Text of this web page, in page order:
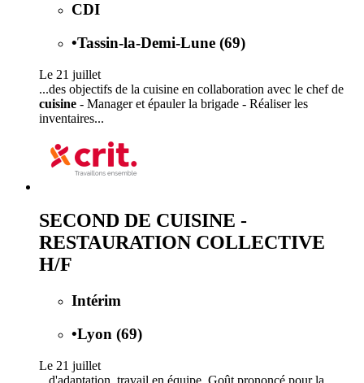
CDI
•Tassin-la-Demi-Lune (69)
Le 21 juillet
...des objectifs de la cuisine en collaboration avec le chef de
cuisine - Manager et épauler la brigade - Réaliser les
inventaires...
SECOND DE CUISINE -
RESTAURATION COLLECTIVE
H/F
Intérim
•Lyon (69)
Le 21 juillet
...d'adaptation, travail en équipe. Goût prononcé pour la